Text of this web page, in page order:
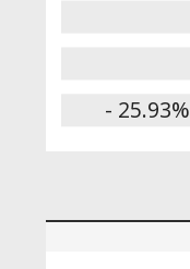
- 25.93%